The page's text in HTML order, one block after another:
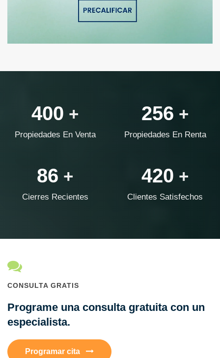
400 +
Propiedades En Venta
256 +
Propiedades En Renta
86 +
Cierres Recientes
420 +
Clientes Satisfechos
CONSULTA GRATIS
Programe una consulta gratuita con un
especialista.
Programar cita